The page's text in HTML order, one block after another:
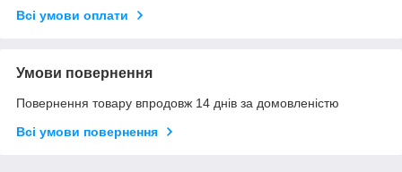
Всі умови оплати
Умови повернення
Повернення товару впродовж 14 днів за домовленістю
Всі умови повернення